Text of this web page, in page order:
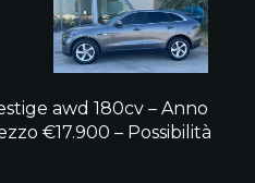
awd 180cv – Anno
€17.900 – Possibilità